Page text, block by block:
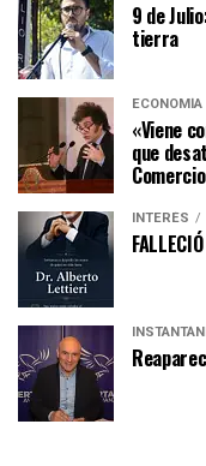
9 de
tierra
ECONOMÍA
«Viene
que
Comercio
INTERÉS